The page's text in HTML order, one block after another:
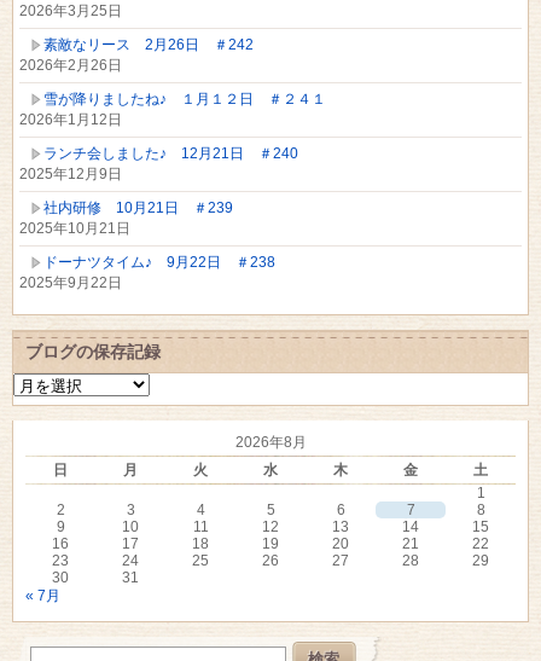
2026年3月25日
素敵なリース 2月26日 ＃242
2026年2月26日
雪が降りましたね♪ １月１２日 ＃２４１
2026年1月12日
ランチ会しました♪ 12月21日 ＃240
2025年12月9日
社内研修 10月21日 ＃239
2025年10月21日
ドーナツタイム♪ 9月22日 ＃238
2025年9月22日
ブログの保存記録
ブ
ロ
グ
存
2026年8月
日
月 火 水 木 金
土
1
2
3 4 5 6 7
8
9
10 11 12 13 14
15
16
17 18 19 20 21
22
23
24 25 26 27 28
29
30
31
« 7月